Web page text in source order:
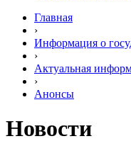
Главная
›
Информация о
›
Актуальная
›
Анонсы
Новости